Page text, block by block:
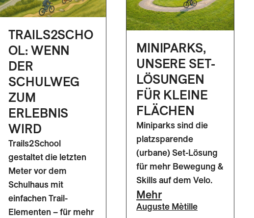
TRAILS2SCHO
OL: WENN
DER
SCHULWEG
ZUM
ERLEBNIS
WIRD
Trails2School
gestaltet die letzten
Meter vor dem
Schulhaus mit
einfachen Trail-
Elementen – für mehr
MINIPARKS,
UNSERE SET-
LÖSUNGEN
FÜR KLEINE
FLÄCHEN
Miniparks sind die
platzsparende
(urbane) Set-Lösung
für mehr Bewegung &
Skills auf dem Velo.
Mehr
Auguste Mètille